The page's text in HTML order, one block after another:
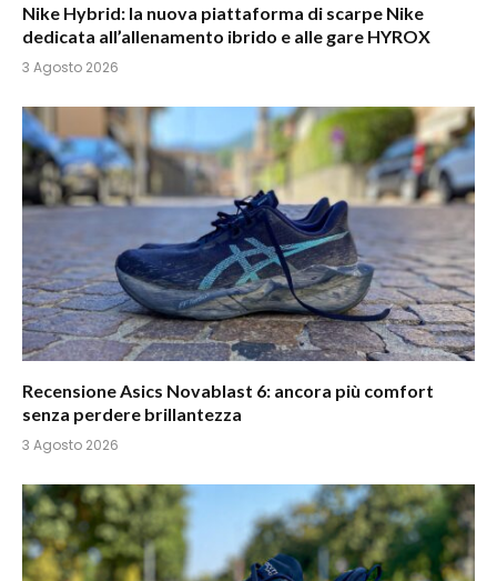
Nike Hybrid: la nuova piattaforma di scarpe Nike
dedicata all’allenamento ibrido e alle gare HYROX
3 Agosto 2026
Recensione Asics Novablast 6: ancora più comfort
senza perdere brillantezza
3 Agosto 2026